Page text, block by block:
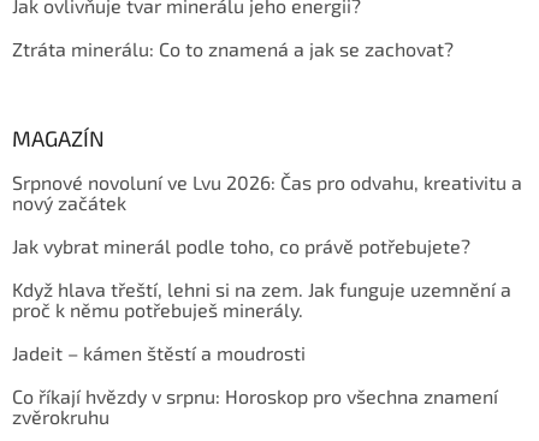
Jak ovlivňuje tvar minerálu jeho energii?
Ztráta minerálu: Co to znamená a jak se zachovat?
MAGAZÍN
Srpnové novoluní ve Lvu 2026: Čas pro odvahu, kreativitu a
nový začátek
Jak vybrat minerál podle toho, co právě potřebujete?
Když hlava třeští, lehni si na zem. Jak funguje uzemnění a
proč k němu potřebuješ minerály.
Jadeit – kámen štěstí a moudrosti
Co říkají hvězdy v srpnu: Horoskop pro všechna znamení
zvěrokruhu